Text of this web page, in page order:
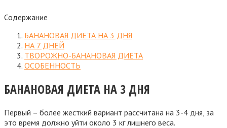
Содержание
БАНАНОВАЯ ДИЕТА НА 3 ДНЯ
НА 7 ДНЕЙ
ТВОРОЖНО-БАНАНОВАЯ ДИЕТА
ОСОБЕННОСТЬ
БАНАНОВАЯ ДИЕТА НА 3 ДНЯ
Первый – более жесткий вариант рассчитана на 3-4 дня, за
это время должно уйти около 3 кг лишнего веса.